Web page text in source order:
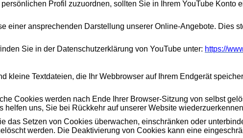
Profil zuzuordnen, sollten Sie in Ihrem YouTube
einer ansprechenden Darstellung unserer Online-Angebote. Dies
Sie in der Datenschutzerklärung von YouTube unter: https://
kleine Textdateien, die Ihr Webbrowser auf Ihrem Endgerät
Cookies werden nach Ende Ihrer Browser-Sitzung von selbst
uns, Sie bei Rückkehr auf unserer Website
das Setzen von Cookies überwachen, einschränken oder
werden. Die Deaktivierung von Cookies kann eine